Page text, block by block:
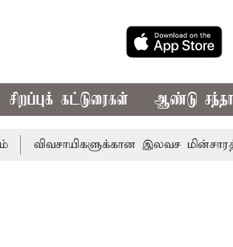
சிறப்புக் கட்டுரைகள் ஆண்டு சந்தா
இலவச மின்சாரத்துக்காக